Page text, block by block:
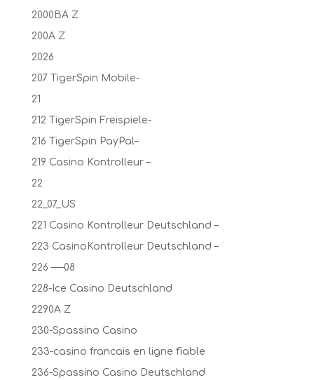
2000BA Z
200A Z
2026
207 TigerSpin Mobile-
21
212 TigerSpin Freispiele-
216 TigerSpin PayPal–
219 Casino Kontrolleur –
22
22_07_US
221 Casino Kontrolleur Deutschland –
223 CasinoKontrolleur Deutschland –
226 —–08
228-Ice Casino Deutschland
2290A Z
230-Spassino Casino
233-casino francais en ligne fiable
236-Spassino Casino Deutschland